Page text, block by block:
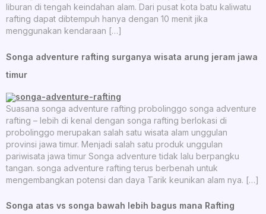
liburan di tengah keindahan alam. Dari pusat kota batu kaliwatu
rafting dapat dibtempuh hanya dengan 10 menit jika
menggunakan kendaraan […]
Songa adventure rafting surganya wisata arung jeram jawa
timur
Suasana songa adventure rafting probolinggo songa adventure
rafting – lebih di kenal dengan songa rafting berlokasi di
probolinggo merupakan salah satu wisata alam unggulan
provinsi jawa timur. Menjadi salah satu produk unggulan
pariwisata jawa timur Songa adventure tidak lalu berpangku
tangan. songa adventure rafting terus berbenah untuk
mengembangkan potensi dan daya Tarik keunikan alam nya. […]
Songa atas vs songa bawah lebih bagus mana Rafting